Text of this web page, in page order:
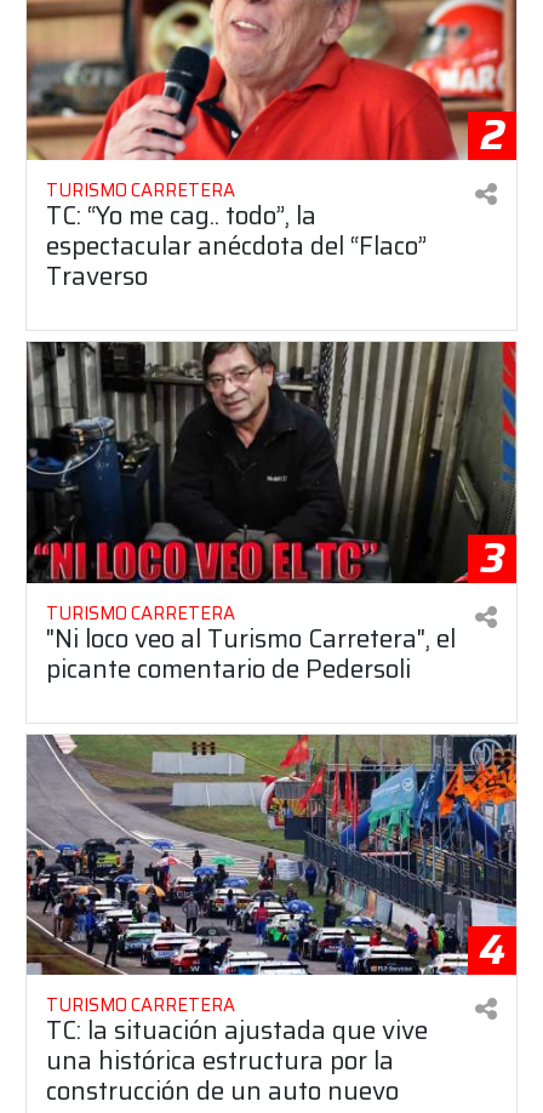
2
TURISMO CARRETERA
TC: “Yo me cag.. todo”, la
espectacular anécdota del “Flaco”
Traverso
3
TURISMO CARRETERA
"Ni loco veo al Turismo Carretera", el
picante comentario de Pedersoli
4
TURISMO CARRETERA
TC: la situación ajustada que vive
una histórica estructura por la
construcción de un auto nuevo